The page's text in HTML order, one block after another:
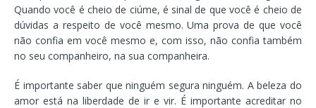
Quando você é cheio de ciúme, é sinal de que você é cheio de
dúvidas a respeito de você mesmo. Uma prova de que você
não confia em você mesmo e, com isso, não confia também
no seu companheiro, na sua companheira.
É importante saber que ninguém segura ninguém. A beleza do
amor está na liberdade de ir e vir. É importante acreditar no